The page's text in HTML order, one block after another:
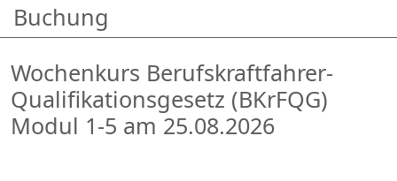
Buchung
Wochenkurs Berufskraftfahrer-
Qualifikationsgesetz (BKrFQG)
Modul 1-5 am 25.08.2026